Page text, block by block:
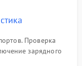
Проверка
зарядного
с помощью